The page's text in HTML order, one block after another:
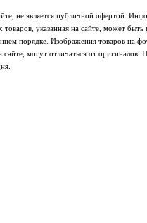
не является публичной офертой.
товаров, указанная на сайте, может быть
порядке. Изображения товаров на
сайте, могут отличаться от оригиналов.